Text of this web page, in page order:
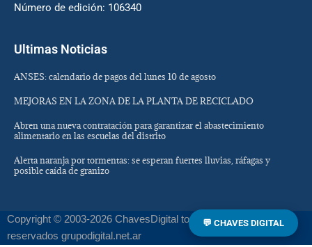
Número de edición: 106340
Ultimas Noticias
ANSES: calendario de pagos del lunes 10 de agosto
MEJORAS EN LA ZONA DE LA PLANTA DE RECICLADO
Abren una nueva contratación para garantizar el abastecimiento
alimentario en las escuelas del distrito
Alerta naranja por tormentas: se esperan fuertes lluvias, ráfagas y
posible caída de granizo
Copyright © 2003-2026 ChavesDigital todos los derechos
reservados grupodigital.net.ar
💬 CHAVES DIGITAL